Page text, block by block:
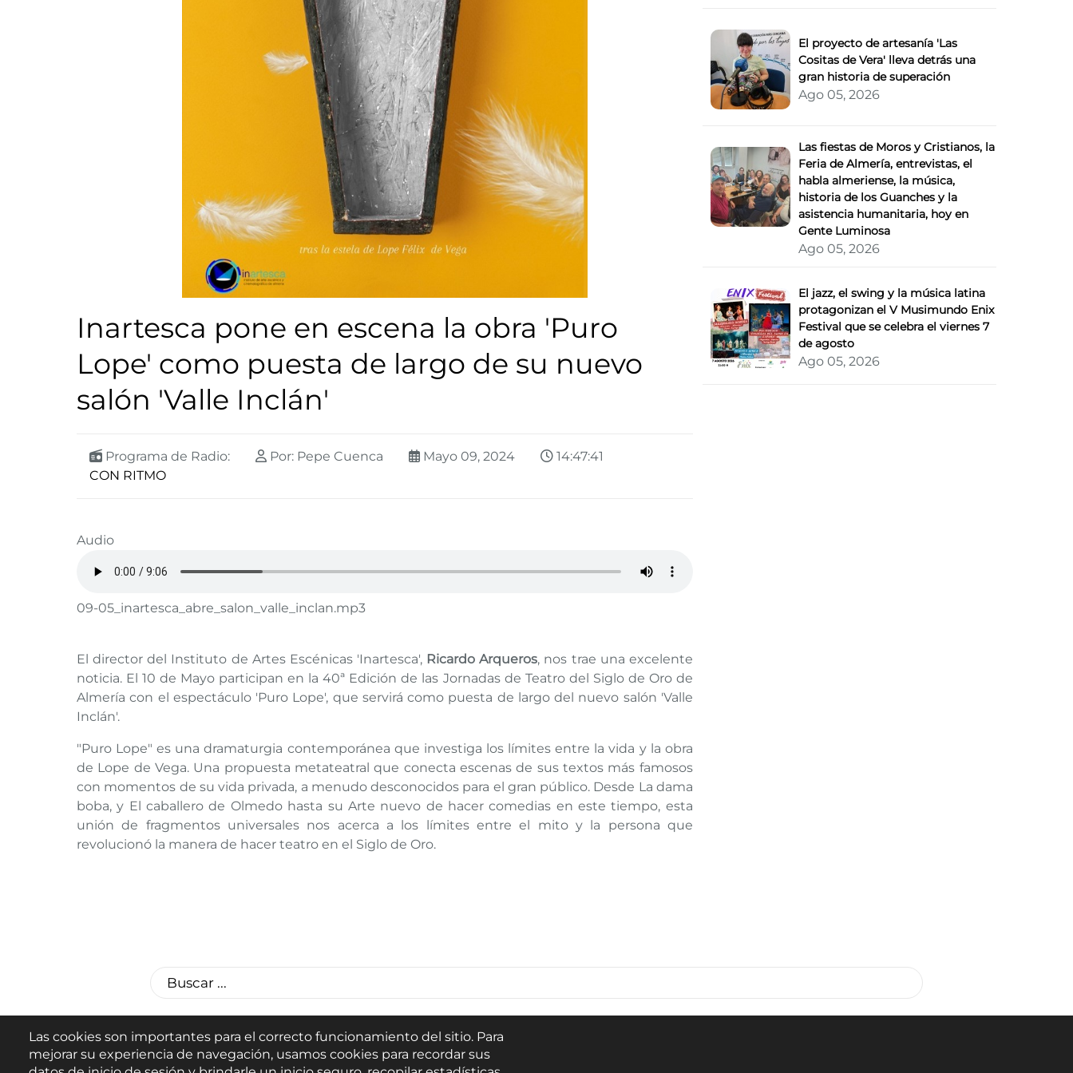
Inartesca pone en escena la obra 'Puro
Lope' como puesta de largo de su nuevo
salón 'Valle Inclán'
Programa de Radio:
CON RITMO
Por: Pepe Cuenca Mayo 09, 2024 14:47:41
Audio
09-05_inartesca_abre_salon_valle_inclan.mp3
El director del Instituto de Artes Escénicas 'Inartesca', Ricardo Arqueros, nos trae una excelente
noticia. El 10 de Mayo participan en la 40ª Edición de las Jornadas de Teatro del Siglo de Oro de
Almería con el espectáculo 'Puro Lope', que servirá como puesta de largo del nuevo salón 'Valle
Inclán'.
"Puro Lope" es una dramaturgia contemporánea que investiga los límites entre la vida y la obra
de Lope de Vega. Una propuesta metateatral que conecta escenas de sus textos más famosos
con momentos de su vida privada, a menudo desconocidos para el gran público. Desde La dama
boba, y El caballero de Olmedo hasta su Arte nuevo de hacer comedias en este tiempo, esta
unión de fragmentos universales nos acerca a los límites entre el mito y la persona que
revolucionó la manera de hacer teatro en el Siglo de Oro.
El proyecto de artesanía 'Las
Cositas de Vera' lleva detrás una
gran historia de superación
Ago 05, 2026
Las fiestas de Moros y Cristianos, la
Feria de Almería, entrevistas, el
habla almeriense, la música,
historia de los Guanches y la
asistencia humanitaria, hoy en
Gente Luminosa
Ago 05, 2026
El jazz, el swing y la música latina
protagonizan el V Musimundo Enix
Festival que se celebra el viernes 7
de agosto
Ago 05, 2026
Escúchanos en:
Las cookies son importantes para el correcto funcionamiento del sitio. Para
mejorar su experiencia de navegación, usamos cookies para recordar sus